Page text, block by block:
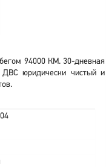
94000 КМ. 30-дневная
ДВС юридически чистый и